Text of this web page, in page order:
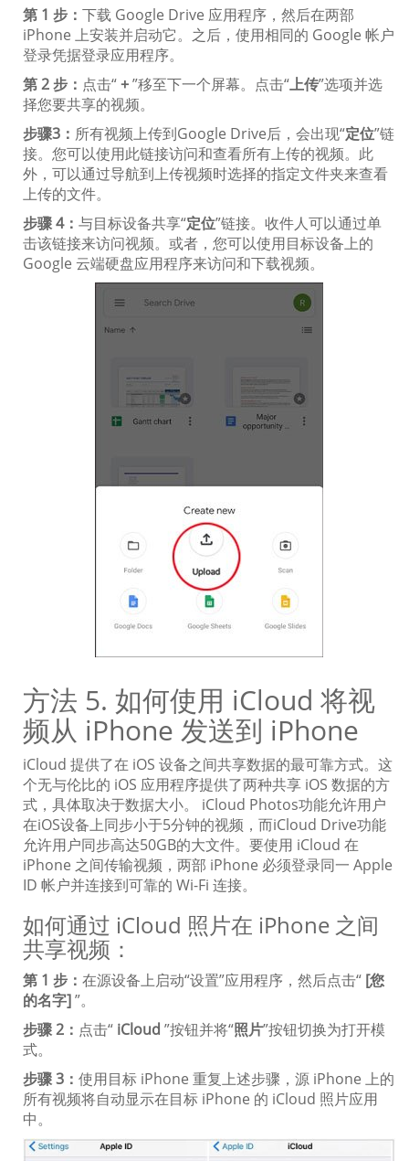
第 1 步： 下载 Google Drive 应用程序，然后在两部
iPhone 上安装并启动它。之后，使用相同的 Google 帐户
登录凭据登录应用程序。
第 2 步： 点击“+”移至下一个屏幕。点击“上传”选项并选
择您要共享的视频。
步骤3： 所有视频上传到Google Drive后，会出现“定位”链
接。您可以使用此链接访问和查看所有上传的视频。此
外，可以通过导航到上传视频时选择的指定文件夹来查看
上传的文件。
步骤 4： 与目标设备共享“定位”链接。收件人可以通过单
击该链接来访问视频。或者，您可以使用目标设备上的
Google 云端硬盘应用程序来访问和下载视频。
方法 5. 如何使用 iCloud 将视
频从 iPhone 发送到 iPhone
iCloud 提供了在 iOS 设备之间共享数据的最可靠方式。这
个无与伦比的 iOS 应用程序提供了两种共享 iOS 数据的方
式，具体取决于数据大小。 iCloud Photos功能允许用户
在iOS设备上同步小于5分钟的视频，而iCloud Drive功能
允许用户同步高达50GB的大文件。要使用 iCloud 在
iPhone 之间传输视频，两部 iPhone 必须登录同一 Apple
ID 帐户并连接到可靠的 Wi-Fi 连接。
如何通过 iCloud 照片在 iPhone 之间
共享视频：
第 1 步： 在源设备上启动“设置”应用程序，然后点击“ [您
的名字]”。
步骤 2： 点击“ iCloud ”按钮并将“照片”按钮切换为打开模
式。
步骤 3： 使用目标 iPhone 重复上述步骤，源 iPhone 上的
所有视频将自动显示在目标 iPhone 的 iCloud 照片应用
中。